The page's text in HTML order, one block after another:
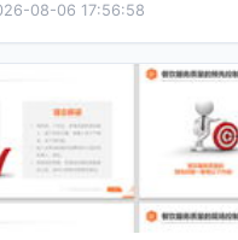
08-06 17:56:58